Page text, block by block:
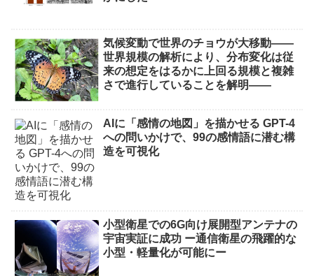
気候変動で世界のチョウが大移動――
世界規模の解析により、分布変化は従
来の想定をはるかに上回る規模と複雑
さで進行していることを解明――
AIに「感情の地図」を描かせる GPT-4
への問いかけで、99の感情語に潜む構
造を可視化
小型衛星での6G向け展開型アンテナの
宇宙実証に成功 ー通信衛星の飛躍的な
小型・軽量化が可能にー